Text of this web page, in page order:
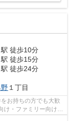
駅 徒歩10分
駅 徒歩15分
駅 徒歩24分
１丁目
お持ちの方でも大歓
け・ファミリー向け・